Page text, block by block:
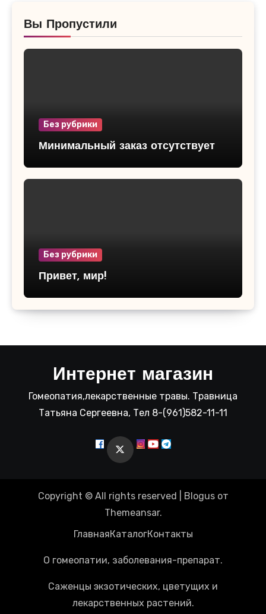
Вы Пропустили
Без рубрики
Минимальный заказ отсутствует
Без рубрики
Привет, мир!
Интернет магазин
Гомеопатия,лекарственные травы. Травница
Татьяна Сергеевна, Тел 8-(961)582-11-11
Copyright © All rights reserved Blogusот
Themeansar.
ГлавнаяКаталогКонтакты
О гомеопатии, заболевания-препарат.
Саженцы экзотических, цветущих и
лекарственных растений.